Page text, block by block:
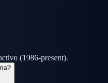
(1986-present).